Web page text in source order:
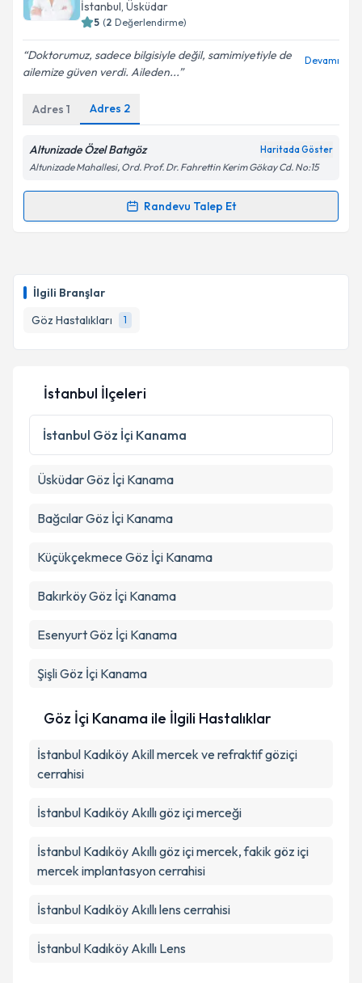
İlgili Branşlar
Göz Hastalıkları
1
Kişisel verilerimin işlenmesine ilişkin
Metni'ni okudum ve kişisel verilerimin belirtilen
kapsamda işlenmesini kabul ediyorum.
Takvim Talebini Gönder
İstanbul, Üsküdar
5 (2 Değerlendirme)
Doktorumuz, sadece bilgisiyle değil, samimiyetiyle de
ailemize güven verdi. Aileden...
Devamı
Adres 1 Adres 2
Altunizade Özel Batıgöz Haritada Göster
Altunizade Mahallesi, Ord. Prof. Dr. Fahrettin Kerim Gökay Cd. No:15
Randevu Talep Et
Randevu Takvimi Talebi
takvim hazırlandığında e-posta ile bilgilendireceğiz.
E-posta Adresiniz
Kişisel verilerimin işlenmesine ilişkinAydınlatma
Metni'ni okudum ve kişisel verilerimin belirtilen
kapsamda işlenmesini kabul ediyorum.
İstanbul İlçeleri
İstanbul Göz İçi Kanama
ÜsküdarGöz İçi Kanama
BağcılarGöz İçi Kanama
Küçükçekmece Göz İçi Kanama
BakırköyGöz İçi Kanama
EsenyurtGöz İçi Kanama
ŞişliGöz İçi Kanama
Göz İçi Kanama ile İlgili Hastalıklar
İstanbul Kadıköy Akill mercek ve refraktif göziçi
cerrahisi
İstanbul Kadıköy Akıllı göz içi merceği
İstanbul Kadıköy Akıllı göz içi mercek, fakik göz içi
mercek implantasyon cerrahisi
İstanbul Kadıköy Akıllı lens cerrahisi
İstanbul Kadıköy Akıllı Lens